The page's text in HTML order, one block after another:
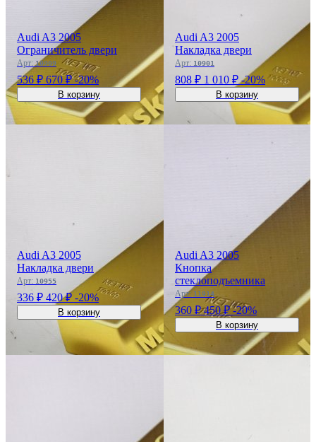
Audi A3 2005
Ограничитель двери
Арт:10909
536 ₽ 670 ₽-20%
В корзину
Audi A3 2005
Накладка двери
Арт: 10901
808 ₽ 1 010 ₽-20%
В корзину
Audi A3 2005
Накладка двери
Арт: 10955
336 ₽ 420 ₽ -20%
В корзину
Audi A3 2005
Кнопка
стеклоподъемника
Арт: 11914
360 ₽450 ₽-20%
В корзину